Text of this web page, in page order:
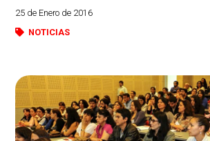
25 de Enero de 2016
NOTICIAS